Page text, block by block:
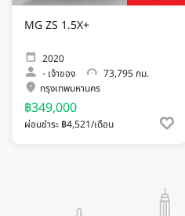
MG ZS 1.5X+
2020
- เจ้าของ
73,795 กม.
กรุงเทพมหานคร
฿349,000
ผ่อนชำระ ฿4,521/เดือน